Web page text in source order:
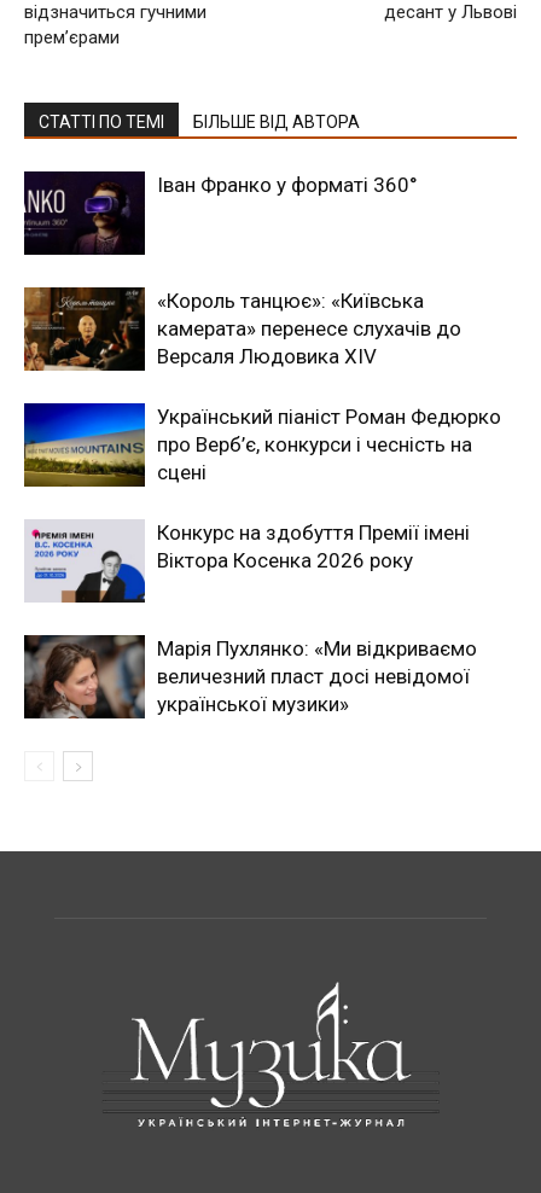
відзначиться гучними
прем’єрами
десант у Львові
СТАТТІ ПО ТЕМІ БІЛЬШЕ ВІД АВТОРА
Іван Франко у форматі 360°
«Король танцює»: «Київська
камерата» перенесе слухачів до
Версаля Людовика XIV
Український піаніст Роман Федюрко
про Верб’є, конкурси і чесність на
сцені
Конкурс на здобуття Премії імені
Віктора Косенка 2026 року
Марія Пухлянко: «Ми відкриваємо
величезний пласт досі невідомої
української музики»